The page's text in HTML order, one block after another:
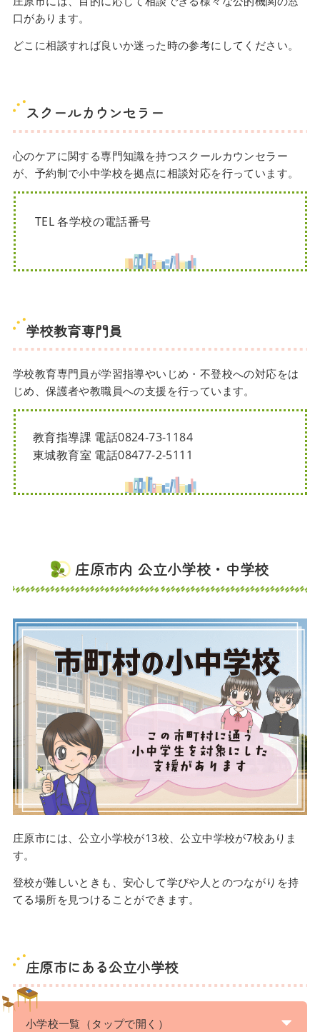
口があります。
どこに相談すれば良いか迷った時の参考にしてください。
スクールカウンセラー
心のケアに関する専門知識を持つスクールカウンセラー
が、予約制で小中学校を拠点に相談対応を行っています。
TEL 各学校の電話番号
学校教育専門員
学校教育専門員が学習指導やいじめ・不登校への対応をは
じめ、保護者や教職員への支援を行っています。
教育指導課 電話0824-73-1184
東城教育室 電話08477-2-5111
庄原市内 公立小学校・中学校
庄原市には、公立小学校が13校、公立中学校が7校ありま
す。
登校が難しいときも、安心して学びや人とのつながりを持
てる場所を見つけることができます。
庄原市にある公立小学校
小学校一覧（タップで開く）